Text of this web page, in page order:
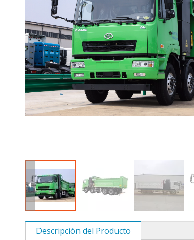
Descripción del Producto